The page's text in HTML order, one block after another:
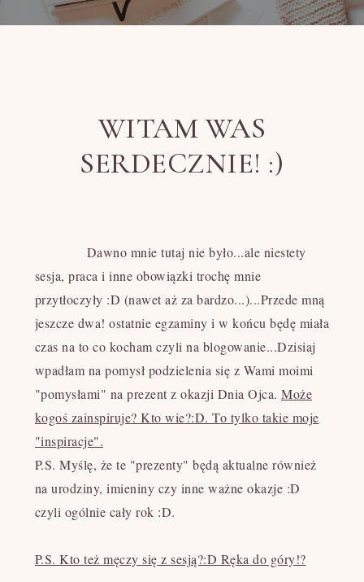
WITAM WAS
SERDECZNIE! :)
Dawno mnie tutaj nie było...ale niestety
sesja, praca i inne obowiązki trochę mnie
przytłoczyły :D (nawet aż za bardzo...)...Przede mną
jeszcze dwa! ostatnie egzaminy i w końcu będę miała
czas na to co kocham czyli na blogowanie...Dzisiaj
wpadłam na pomysł podzielenia się z Wami moimi
"pomysłami" na prezent z okazji Dnia Ojca.Może
kogoś zainspiruje? Kto wie?:D. To tylko takie moje
"inspiracje".
P.S. Myślę, że te "prezenty" będą aktualne również
na urodziny, imieniny czy inne ważne okazje :D
czyli ogólnie cały rok :D.
P.S. Kto też męczy się z sesją?:D Ręka do góry!?